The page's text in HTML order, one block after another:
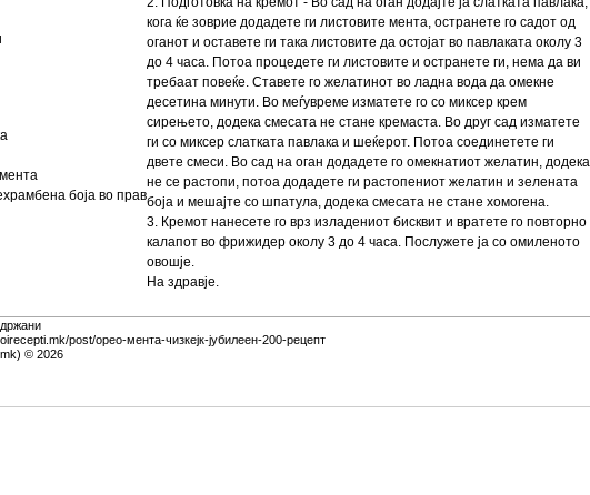
боја во прав
кога ќе зоврие додадете ги листовите мента, остранете го садот од
оганот и оставете ги така листовите да остојат во павлаката околу 3
до 4 часа. Потоа процeдете ги листовите и остранете ги, нема да ви
требаат повеќе. Ставете го желатинот во ладна вода да омекне
десетина минути. Во меѓувреме изматете го со миксер крем
сирењето, додека смесата не стане кремаста. Во друг сад изматете
ги со миксер слатката павлака и шеќерот. Потоа соединетете ги
двете смеси. Во сад на оган додадете го омекнатиот желатин, додека
не се растопи, потоа додадете ги растопениот желатин и зелената
боја и мешајте со шпатула, додека смесата не стане хомогена.
3. Кремот нанесете го врз изладениот бисквит и вратете го повторно
калапот во фрижидер околу 3 до 4 часа. Послужете ја со омиленото
овошје.
На здравје.
post/орео-мента-чизкејк-јубилеен-200-рецепт
© 2026